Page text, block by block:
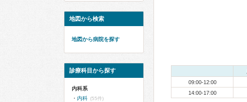
09:00-12:00
14:00-17:00
地図から検索
地図から病院を探す
診療科目から探す
内科系
内科 (55件)